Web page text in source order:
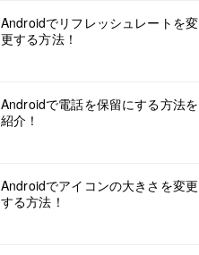
Androidでリフレッシュレートを変
更する方法！
Androidで電話を保留にする方法を
紹介！
Androidでアイコンの大きさを変更
する方法！